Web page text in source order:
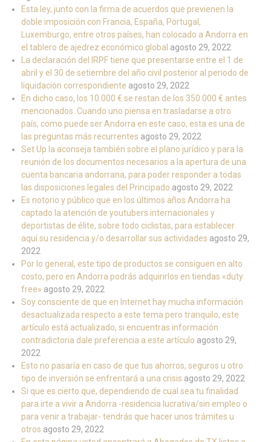
Esta ley, junto con la firma de acuerdos que previenen la
doble imposición con Francia, España, Portugal,
Luxemburgo, entre otros países, han colocado a Andorra en
el tablero de ajedrez económico global agosto 29, 2022
La declaración del IRPF tiene que presentarse entre el 1 de
abril y el 30 de setiembre del año civil posterior al periodo de
liquidación correspondiente agosto 29, 2022
En dicho caso, los 10.000 € se restan de los 350.000 € antes
mencionados. Cuando uno piensa en trasladarse a otro
país, como puede ser Andorra en este caso, esta es una de
las preguntas más recurrentes agosto 29, 2022
Set Up la aconseja también sobre el plano jurídico y para la
reunión de los documentos necesarios a la apertura de una
cuenta bancaria andorrana, para poder responder a todas
las disposiciones legales del Principado agosto 29, 2022
Es notorio y público que en los últimos años Andorra ha
captado la atención de youtubers internacionales y
deportistas de élite, sobre todo ciclistas, para establecer
aquí su residencia y/o desarrollar sus actividades agosto 29,
2022
Por lo general, este tipo de productos se consiguen en alto
costo, pero en Andorra podrás adquirirlos en tiendas «duty
free» agosto 29, 2022
Soy consciente de que en Internet hay mucha información
desactualizada respecto a este tema pero tranquilo, este
artículo está actualizado, si encuentras información
contradictoria dale preferencia a este artículo agosto 29,
2022
Esto no pasaría en caso de que tus ahorros, seguros u otro
tipo de inversión se enfrentará a una crisis agosto 29, 2022
Si que es cierto que, dependiendo de cual sea tu finalidad
para irte a vivir a Andorra -residencia lucrativa/sin empleo o
para venir a trabajar- tendrás que hacer unos trámites u
otros agosto 29, 2022